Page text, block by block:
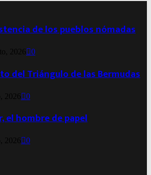
de los pueblos nómadas
2026 0
del Triángulo de las Bermudas
2026 0
el hombre de papel
2026 0